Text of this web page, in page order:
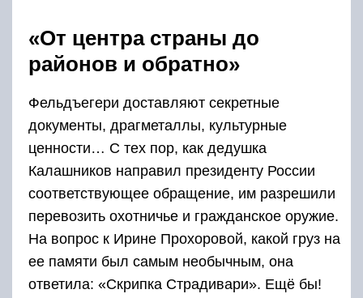
«От центра страны до
районов и обратно»
Фельдъегери доставляют секретные
документы, драгметаллы, культурные
ценности… С тех пор, как дедушка
Калашников направил президенту России
соответствующее обращение, им разрешили
перевозить охотничье и гражданское оружие.
На вопрос к Ирине Прохоровой, какой груз на
ее памяти был самым необычным, она
ответила: «Скрипка Страдивари». Ещё бы!